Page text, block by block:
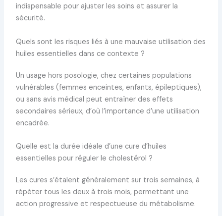
indispensable pour ajuster les soins et assurer la
sécurité.
Quels sont les risques liés à une mauvaise utilisation des
huiles essentielles dans ce contexte ?
Un usage hors posologie, chez certaines populations
vulnérables (femmes enceintes, enfants, épileptiques),
ou sans avis médical peut entraîner des effets
secondaires sérieux, d’où l’importance d’une utilisation
encadrée.
Quelle est la durée idéale d’une cure d’huiles
essentielles pour réguler le cholestérol ?
Les cures s’étalent généralement sur trois semaines, à
répéter tous les deux à trois mois, permettant une
action progressive et respectueuse du métabolisme.